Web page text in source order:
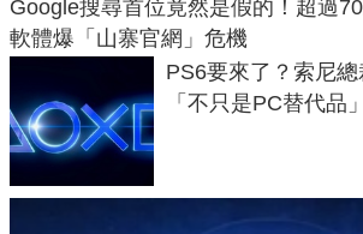
Google搜尋首位竟然是假的！超過
軟體爆「山寨官網」危機
PS6要來了？索尼
「不只是PC替代品